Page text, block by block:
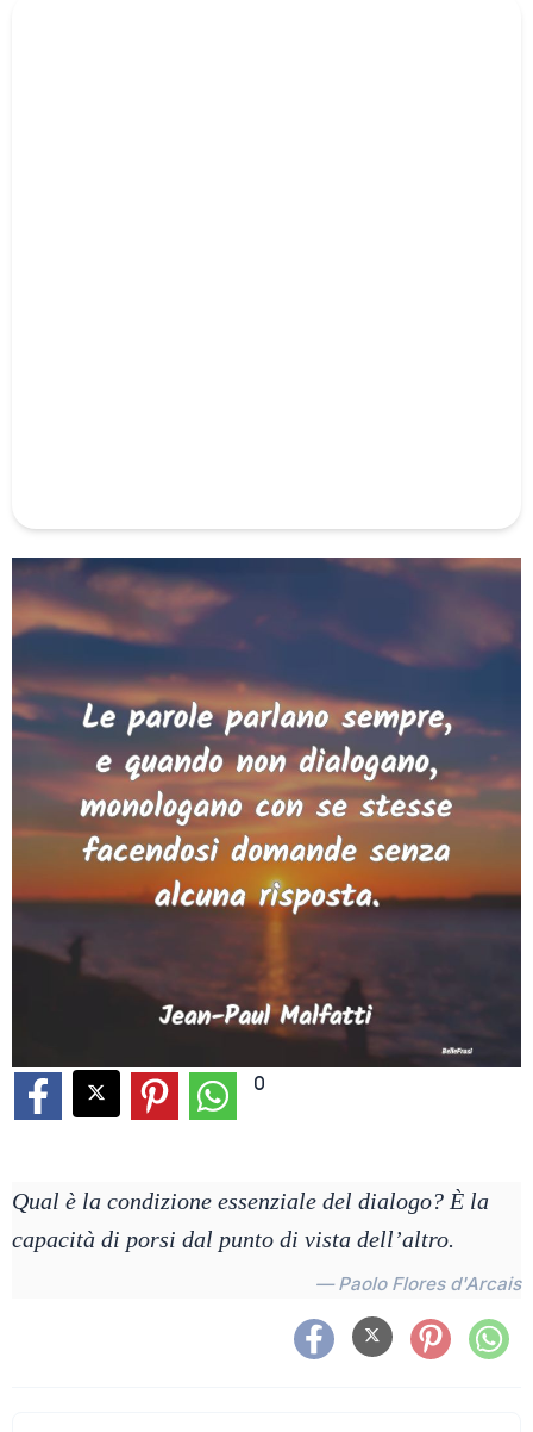
0
Qual è la condizione essenziale del dialogo? È la
capacità di porsi dal punto di vista dell’altro.
— Paolo Flores d'Arcais